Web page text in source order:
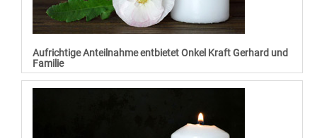
Aufrichtige Anteilnahme entbietet Onkel Kraft Gerhard und
Familie